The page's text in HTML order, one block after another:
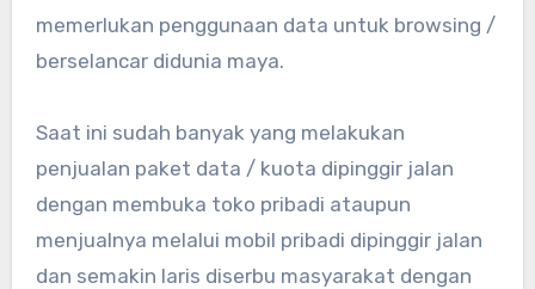
memerlukan penggunaan data untuk browsing /
berselancar didunia maya.
Saat ini sudah banyak yang melakukan
penjualan paket data / kuota dipinggir jalan
dengan membuka toko pribadi ataupun
menjualnya melalui mobil pribadi dipinggir jalan
dan semakin laris diserbu masyarakat dengan